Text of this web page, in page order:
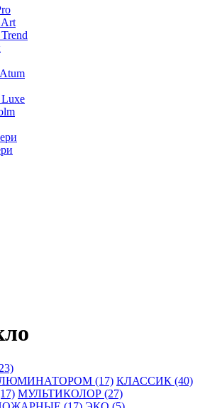
Art
Luxe
(17) КЛАССИК (40)
МУЛЬТИКОЛОР (27)